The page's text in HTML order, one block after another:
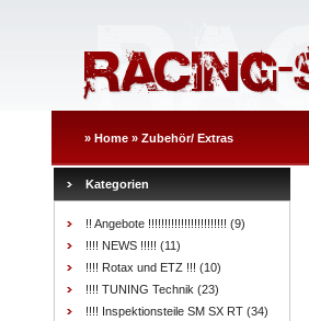
» Home » Zubehör/ Extras
Kategorien
!! Angebote !!!!!!!!!!!!!!!!!!!!!!!! (9)
!!!! NEWS !!!!! (11)
!!!! Rotax und ETZ !!! (10)
!!!! TUNING Technik (23)
!!!! Inspektionsteile SM SX RT (34)